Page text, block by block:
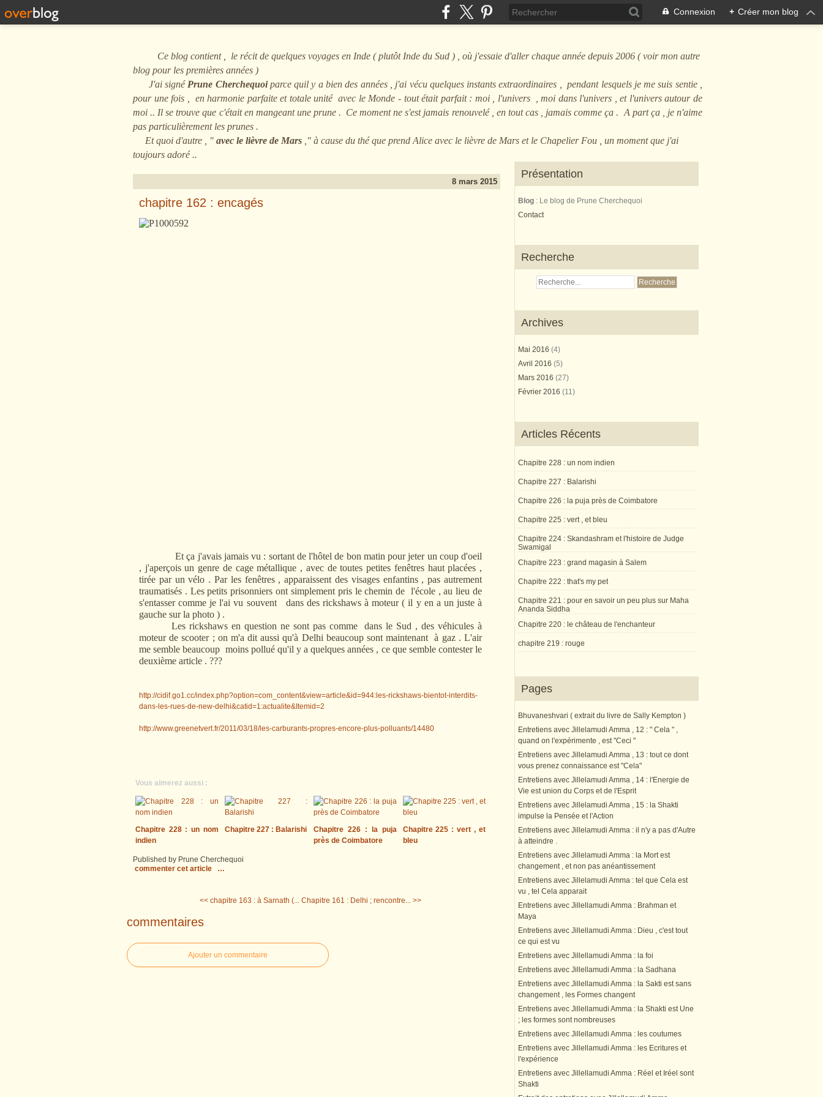
Connexion + Créer mon blog
Ce blog contient , le récit de quelques voyages en Inde ( plutôt Inde du Sud ) , où j'essaie d'aller chaque année depuis 2006 ( voir mon autre
blog pour les premières années )
J'ai signé Prune Cherchequoiparce quil y a bien des années , j'ai vécu quelques instants extraordinaires , pendant lesquels je me suis sentie ,
pour une fois , en harmonie parfaite et totale unité avec le Monde - tout était parfait : moi , l'univers , moi dans l'univers , et l'univers autour de
moi .. Il se trouve que c'était en mangeant une prune . Ce moment ne s'est jamais renouvelé , en tout cas , jamais comme ça . A part ça , je n'aime
pas particulièrement les prunes .
Et quoi d'autre , " avec le lièvre de Mars ," à cause du thé que prend Alice avec le lièvre de Mars et le Chapelier Fou , un moment que j'ai
toujours adoré ..
8 mars 2015
chapitre 162 : encagés
Et ça j'avais jamais vu : sortant de l'hôtel de bon matin pour jeter un coup d'oeil
, j'aperçois un genre de cage métallique , avec de toutes petites fenêtres haut placées ,
tirée par un vélo . Par les fenêtres , apparaissent des visages enfantins , pas autrement
traumatisés . Les petits prisonniers ont simplement pris le chemin de l'école , au lieu de
s'entasser comme je l'ai vu souvent dans des rickshaws à moteur ( il y en a un juste à
gauche sur la photo ) .
Les rickshaws en question ne sont pas comme dans le Sud , des véhicules à
moteur de scooter ; on m'a dit aussi qu'à Delhi beaucoup sont maintenant à gaz . L'air
me semble beaucoup moins pollué qu'il y a quelques années , ce que semble contester le
deuxième article . ???
http://cidif.go1.cc/index.php?option=com_content&view=article&id=944:les-rickshaws-bientot-interdits-
dans-les-rues-de-new-delhi&catid=1:actualite&Itemid=2
http://www.greenetvert.fr/2011/03/18/les-carburants-propres-encore-plus-polluants/14480
Vous aimerez aussi :
Chapitre 228 : un nom
indien
Chapitre 227 : Balarishi
Chapitre 226 : la puja
près de Coimbatore
Chapitre 225 : vert , et
bleu
Published by Prune Cherchequoi
commenter cet article
…
<< chapitre 163 : à Sarnath (... Chapitre 161 : Delhi ; rencontre... >>
commentaires
Ajouter un commentaire
Présentation
Blog : Le blog de Prune Cherchequoi
Contact
Recherche
Archives
Mai 2016 (4)
Avril 2016 (5)
Mars 2016 (27)
Février 2016 (11)
Articles Récents
Chapitre 228 : un nom indien
Chapitre 227 : Balarishi
Chapitre 226 : la puja près de Coimbatore
Chapitre 225 : vert , et bleu
Chapitre 224 : Skandashram et l'histoire de Judge
Swamigal
Chapitre 223 : grand magasin à Salem
Chapitre 222 : that's my pet
Chapitre 221 : pour en savoir un peu plus sur Maha
Ananda Siddha
Chapitre 220 : le château de l'enchanteur
chapitre 219 : rouge
Pages
Bhuvaneshvari ( extrait du livre de Sally Kempton )
Entretiens avec Jillelamudi Amma , 12 : " Cela " ,
quand on l'expérimente , est "Ceci "
Entretiens avec Jillelamudi Amma , 13 : tout ce dont
vous prenez connaissance est "Cela"
Entretiens avec Jillelamudi Amma , 14 : l'Energie de
Vie est union du Corps et de l'Esprit
Entretiens avec Jillelamudi Amma , 15 : la Shakti
impulse la Pensée et l'Action
Entretiens avec Jillelamudi Amma : il n'y a pas d'Autre
à atteindre .
Entretiens avec Jillelamudi Amma : la Mort est
changement , et non pas anéantissement
Entretiens avec Jillelamudi Amma : tel que Cela est
vu , tel Cela apparait
Entretiens avec Jillellamudi Amma : Brahman et
Maya
Entretiens avec Jillellamudi Amma : Dieu , c'est tout
ce qui est vu
Entretiens avec Jillellamudi Amma : la foi
Entretiens avec Jillellamudi Amma : la Sadhana
Entretiens avec Jillellamudi Amma : la Sakti est sans
changement , les Formes changent
Entretiens avec Jillellamudi Amma : la Shakti est Une
; les formes sont nombreuses
Entretiens avec Jillellamudi Amma : les coutumes
Entretiens avec Jillellamudi Amma : les Ecritures et
l'expérience
Entretiens avec Jillellamudi Amma : Réel et Iréel sont
Shakti